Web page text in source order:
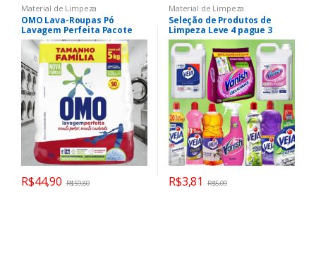
Material de Limpeza
OMO Lava-Roupas Pó
Lavagem Perfeita Pacote
Família – 4 kg
R$44,90 R$59,80
Material de Limpeza
Seleção de Produtos de
Limpeza Leve 4 pague 3
R$3,81 R$5,09